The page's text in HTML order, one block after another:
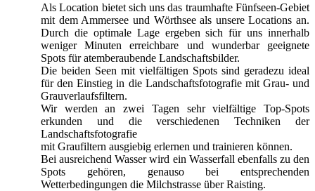
Als Location bietet sich uns das traumhafte Fünfseen-Gebiet
mit dem Ammersee und Wörthsee als unsere Locations an.
Durch die optimale Lage ergeben sich für uns innerhalb
weniger Minuten erreichbare und wunderbar geeignete
Spots für atemberaubende Landschaftsbilder.
Die beiden Seen mit vielfältigen Spots sind geradezu ideal
für den Einstieg in die Landschaftsfotografie mit Grau- und
Grauverlaufsfiltern.
Wir werden an zwei Tagen sehr vielfältige Top-Spots
erkunden und die verschiedenen Techniken der
Landschaftsfotografie
mit Graufiltern ausgiebig erlernen und trainieren können.
Bei ausreichend Wasser wird ein Wasserfall ebenfalls zu den
Spots gehören, genauso bei entsprechenden
Wetterbedingungen die Milchstrasse über Raisting.